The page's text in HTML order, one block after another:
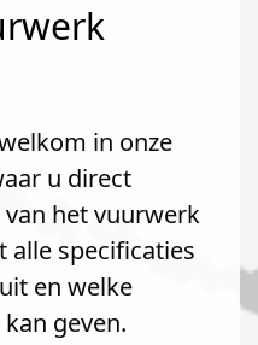
in onze
u direct
het vuurwerk
alle specificaties
en welke
geven.